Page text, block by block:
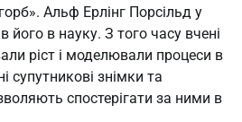
Альф Ерлінг Порсільд у
його в науку. З того часу вчені
ріст і моделювали процеси в
супутникові знімки та
спостерігати за ними в